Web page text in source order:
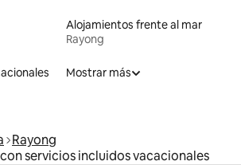
Alojamientos frente al mar
Rayong
Mostrar más
Rayong
servicios incluidos vacacionales